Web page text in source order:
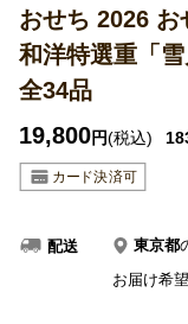
おせち 2026
和洋特選重「
全34品
19,800円(税込)
配送 東京都
お届け希